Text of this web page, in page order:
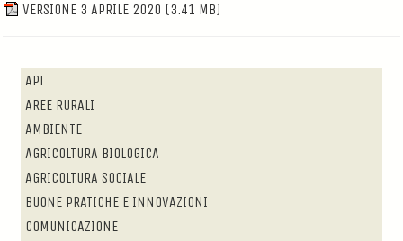
VERSIONE 3 APRILE 2020 (3.41 MB)
API
AREE RURALI
AMBIENTE
AGRICOLTURA BIOLOGICA
AGRICOLTURA SOCIALE
BUONE PRATICHE E INNOVAZIONI
COMUNICAZIONE